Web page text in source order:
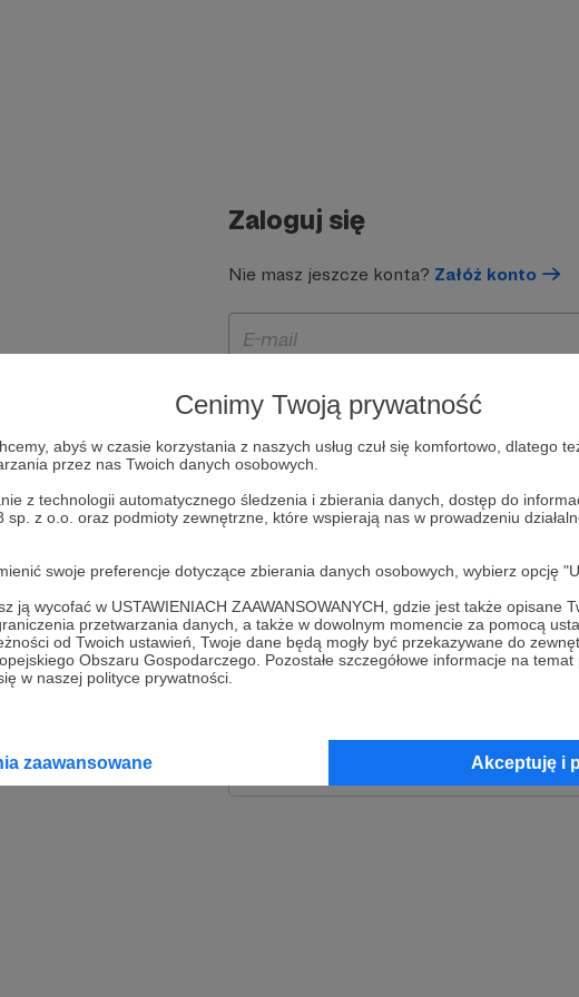
Cenimy Twoją prywatność
abyś w czasie korzystania z naszych usług czuł się komfortowo, dlatego
przez nas Twoich danych osobowych.
z technologii automatycznego śledzenia i zbierania danych, dostęp do
z o.o. oraz podmioty zewnętrzne, które wspierają nas w prowadzeniu
swoje preferencje dotyczące zbierania danych osobowych, wybierz opcję
ją wycofać w USTAWIENIACH ZAAWANSOWANYCH, gdzie jest także opisane
przetwarzania danych, a także w dowolnym momencie za pomocą
od Twoich ustawień, Twoje dane będą mogły być przekazywane do
Obszaru Gospodarczego. Pozostałe szczegółowe informacje na
w naszej polityce prywatności.
zaawansowane Akceptuję i
Zaloguj się
Nie masz jeszcze konta? Załóż konto
Zapamiętaj mnie
lub
Kontynuuj z